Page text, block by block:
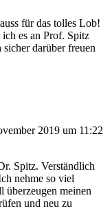
für das tolles Lob!
es an Prof. Spitz
darüber freuen
2019 um 11:22
Spitz. Verständlich
nehme so viel
meinen
und neu zu